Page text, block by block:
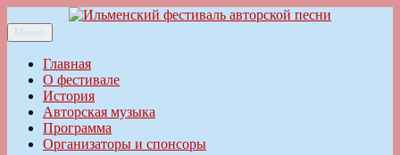
к
содержимому
Ильменский фестиваль авторской песни
Меню
Главная
О фестивале
История
Авторская музыка
Программа
Организаторы и спонсоры